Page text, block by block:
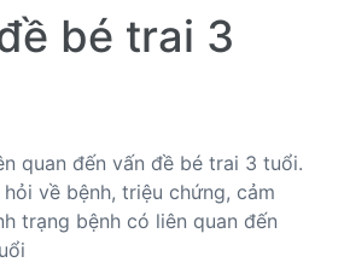
bé trai 3
quan đến vấn đề bé trai 3 tuổi.
về bệnh, triệu chứng, cảm
trạng bệnh có liên quan đến